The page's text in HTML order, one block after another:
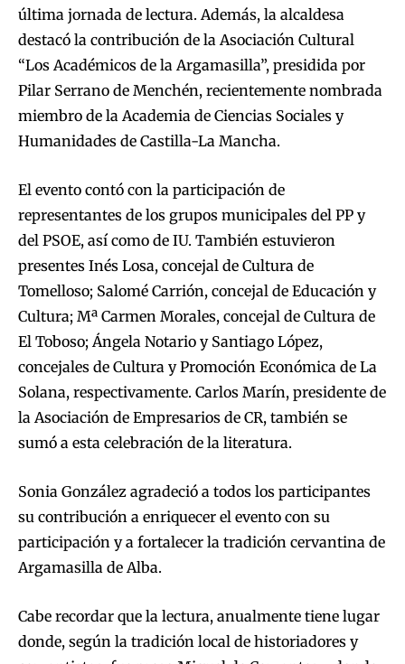
última jornada de lectura. Además, la alcaldesa
destacó la contribución de la Asociación Cultural
“Los Académicos de la Argamasilla”, presidida por
Pilar Serrano de Menchén, recientemente nombrada
miembro de la Academia de Ciencias Sociales y
Humanidades de Castilla-La Mancha.
El evento contó con la participación de
representantes de los grupos municipales del PP y
del PSOE, así como de IU. También estuvieron
presentes Inés Losa, concejal de Cultura de
Tomelloso; Salomé Carrión, concejal de Educación y
Cultura; Mª Carmen Morales, concejal de Cultura de
El Toboso; Ángela Notario y Santiago López,
concejales de Cultura y Promoción Económica de La
Solana, respectivamente. Carlos Marín, presidente de
la Asociación de Empresarios de CR, también se
sumó a esta celebración de la literatura.
Sonia González agradeció a todos los participantes
su contribución a enriquecer el evento con su
participación y a fortalecer la tradición cervantina de
Argamasilla de Alba.
Cabe recordar que la lectura, anualmente tiene lugar
donde, según la tradición local de historiadores y